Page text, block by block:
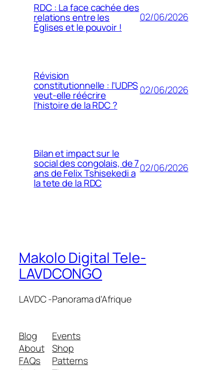
RDC : La face cachée des
relations entre les
Églises et le pouvoir !
02/06/2026
Révision
constitutionnelle : l’UDPS
veut-elle réécrire
l’histoire de la RDC ?
02/06/2026
Bilan et impact sur le
social des congolais, de 7
ans de Felix Tshisekedi a
la tete de la RDC
02/06/2026
Makolo Digital Tele-
LAVDCONGO
LAVDC -Panorama d'Afrique
Blog
About
FAQs
Events
Shop
Patterns